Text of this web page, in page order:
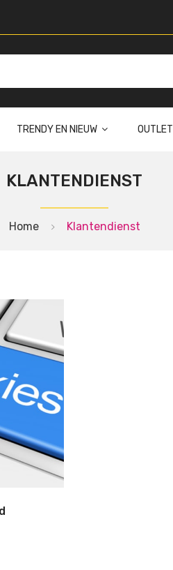
TRENDY EN NIEUW OUTLET
KLANTENDIENST
Home Klantendienst